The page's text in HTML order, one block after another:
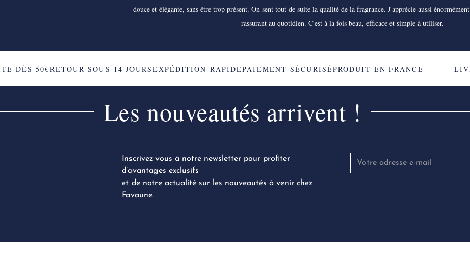
douce et élégante, sans être trop présent. On sent tout de suite la qualité de la fragrance. J'apprécie aussi
rassurant au quotidien. C'est à la fois beau, efficace et simple à utiliser.
DÈS 50€RETOUR SOUS 14 JOURSEXPÉDITION RAPIDEPAIEMENT SÉCURISÉPRODUIT EN FRANCE
Les nouveautés arrivent !
Inscrivez vous à notre newsletter pour profiter
d’avantages exclusifs
et de notre actualité sur les nouveautés à venir chez
Favaune.